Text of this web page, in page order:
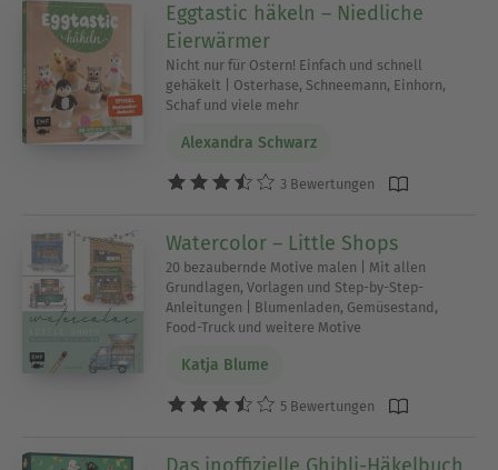
Eggtastic häkeln – Niedliche
Eierwärmer
Nicht nur für Ostern! Einfach und schnell
gehäkelt | Osterhase, Schneemann, Einhorn,
Schaf und viele mehr
Alexandra Schwarz
3 Bewertungen
Watercolor – Little Shops
20 bezaubernde Motive malen | Mit allen
Grundlagen, Vorlagen und Step-by-Step-
Anleitungen | Blumenladen, Gemüsestand,
Food-Truck und weitere Motive
Katja Blume
5 Bewertungen